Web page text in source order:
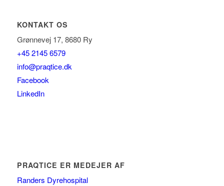
KONTAKT OS
Grønnevej 17, 8680 Ry
+45 2145 6579
info@praqtice.dk
Facebook
LinkedIn
PRAQTICE ER MEDEJER AF
Randers Dyrehospital